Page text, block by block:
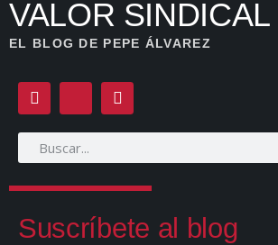
VALOR SINDICAL
EL BLOG DE PEPE ÁLVAREZ
Suscríbete al blog